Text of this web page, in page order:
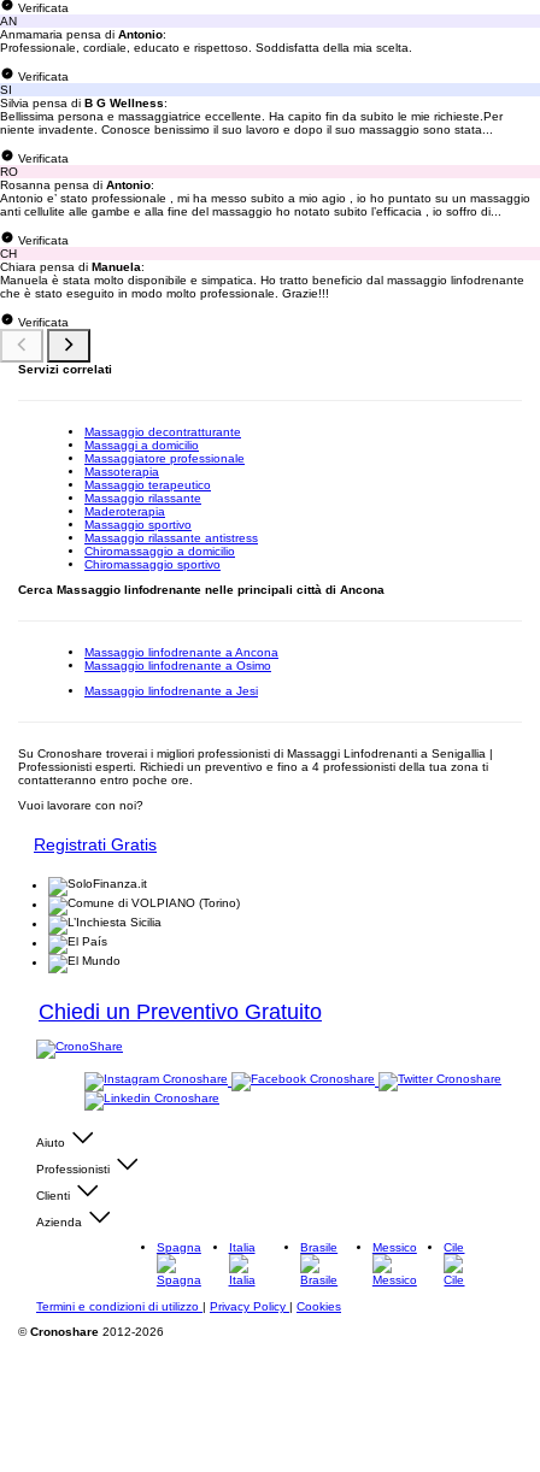
Verificata
AN
Anmamaria pensa di Antonio:
Professionale, cordiale, educato e rispettoso. Soddisfatta della mia scelta.
Verificata
SI
Silvia pensa di B G Wellness:
Bellissima persona e massaggiatrice eccellente. Ha capito fin da subito le mie richieste.Per
niente invadente. Conosce benissimo il suo lavoro e dopo il suo massaggio sono stata...
Verificata
RO
Rosanna pensa di Antonio:
Antonio e’ stato professionale , mi ha messo subito a mio agio , io ho puntato su un massaggio
anti cellulite alle gambe e alla fine del massaggio ho notato subito l’efficacia , io soffro di...
Verificata
CH
Chiara pensa di Manuela:
Manuela è stata molto disponibile e simpatica. Ho tratto beneficio dal massaggio linfodrenante
che è stato eseguito in modo molto professionale. Grazie!!!
Verificata
Servizi correlati
Massaggio decontratturante
Massaggi a domicilio
Massaggiatore professionale
Massoterapia
Massaggio terapeutico
Massaggio rilassante
Maderoterapia
Massaggio sportivo
Massaggio rilassante antistress
Chiromassaggio a domicilio
Chiromassaggio sportivo
Cerca Massaggio linfodrenante nelle principali città di Ancona
Massaggio linfodrenante a Ancona
Massaggio linfodrenante a Osimo
Massaggio linfodrenante a Jesi
Su Cronoshare troverai i migliori professionisti di Massaggi Linfodrenanti a Senigallia |
Professionisti esperti. Richiedi un preventivo e fino a 4 professionisti della tua zona ti
contatteranno entro poche ore.
Vuoi lavorare con noi?
Registrati Gratis
Chiedi un Preventivo Gratuito
Aiuto
Professionisti
Clienti
Azienda
Spagna
Italia Brasile Messico Cile
Termini e condizioni di utilizzo | Privacy Policy | Cookies
©Cronoshare 2012-2026